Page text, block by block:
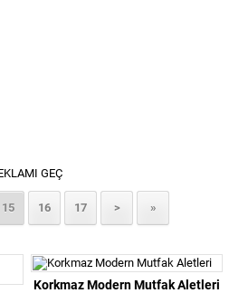
GEÇ
15 16 17 > »
Korkmaz Modern Mutfak Aletleri